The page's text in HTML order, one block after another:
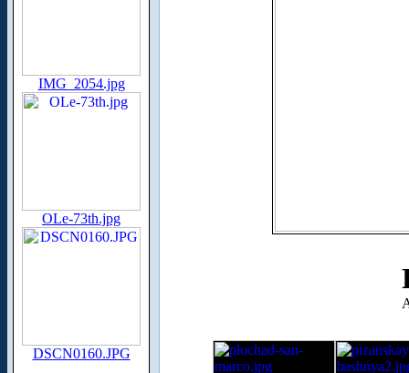
IMG_2054.jpg
OLe-73th.jpg
DSCN0160.JPG